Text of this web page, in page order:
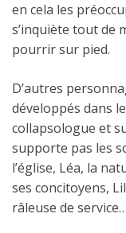
en cela les
s’inquiète tout de
pourrir sur pied.
D’autres
développés dans
collapsologue et
supporte pas les
l’église, Léa, la
ses concitoyens,
râleuse de service…